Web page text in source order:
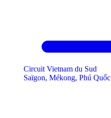
Circuit Vietnam du Sud
Saïgon, Mékong, Phú Quốc